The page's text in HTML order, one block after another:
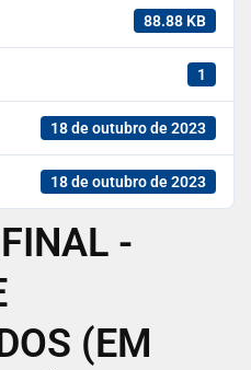
88.88 KB
1
18 de outubro de 2023
18 de outubro de 2023
-
(EM